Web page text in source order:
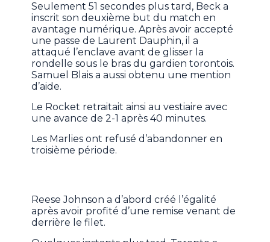
Seulement 51 secondes plus tard, Beck a
inscrit son deuxième but du match en
avantage numérique. Après avoir accepté
une passe de Laurent Dauphin, il a
attaqué l’enclave avant de glisser la
rondelle sous le bras du gardien torontois.
Samuel Blais a aussi obtenu une mention
d’aide.
Le Rocket retraitait ainsi au vestiaire avec
une avance de 2-1 après 40 minutes.
Les Marlies ont refusé d’abandonner en
troisième période.
Reese Johnson a d’abord créé l’égalité
après avoir profité d’une remise venant de
derrière le filet.